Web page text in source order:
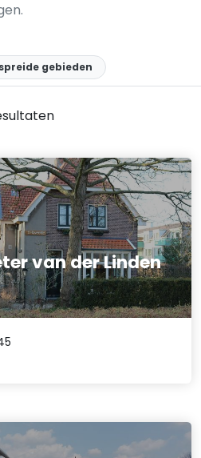
gebieden
van der Linden